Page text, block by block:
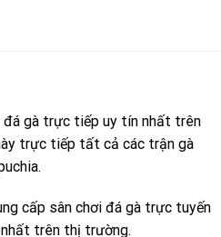
gà trực tiếp uy tín nhất trên
trực tiếp tất cả các trận gà
cấp sân chơi đá gà trực tuyến
trên thị trường.